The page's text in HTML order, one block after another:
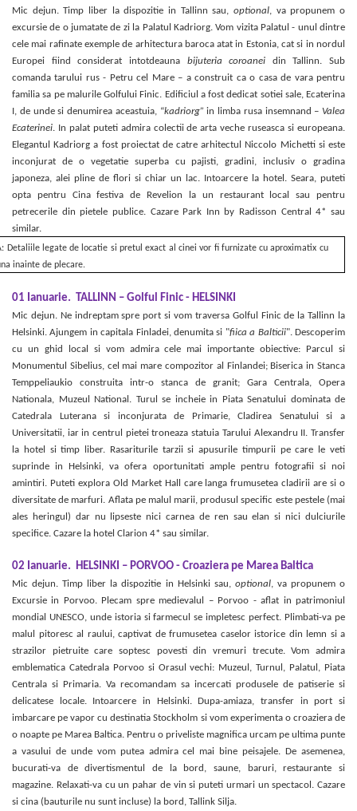
Mic dejun. Timp liber la dispozitie in Tallinn sau, optional, va propunem o
excursie de o jumatate de zi la Palatul Kadriorg. Vom vizita Palatul - unul dintre
cele mai rafinate exemple de arhitectura baroca atat in Estonia, cat si in nordul
Europei fiind considerat intotdeauna bijuteria coroanei din Tallinn. Sub
comanda tarului rus - Petru cel Mare – a construit ca o casa de vara pentru
familia sa pe malurile Golfului Finic. Edificiul a fost dedicat sotiei sale, Ecaterina
I, de unde si denumirea aceastuia, “kadriorg” in limba rusa insemnand – Valea
Ecaterinei. In palat puteti admira colectii de arta veche ruseasca si europeana.
Elegantul Kadriorg a fost proiectat de catre arhitectul Niccolo Michetti si este
inconjurat de o vegetatie superba cu pajisti, gradini, inclusiv o gradina
japoneza, alei pline de flori si chiar un lac. Intoarcere la hotel. Seara, puteti
opta pentru Cina festiva de Revelion la un restaurant local sau pentru
petrecerile din pietele publice. Cazare Park Inn by Radisson Central 4* sau
similar.
Detaliile legate de locatie si pretul exact al cinei vor fi furnizate cu aproximatix cu
inainte de plecare.
01 Ianuarie. TALLINN – Golful Finic - HELSINKI
Mic dejun. Ne indreptam spre port si vom traversa Golful Finic de la Tallinn la
Helsinki. Ajungem in capitala Finladei, denumita si "fiica a Balticii". Descoperim
cu un ghid local si vom admira cele mai importante obiective: Parcul si
Monumentul Sibelius, cel mai mare compozitor al Finlandei; Biserica in Stanca
Temppeliaukio construita intr-o stanca de granit; Gara Centrala, Opera
Nationala, Muzeul National. Turul se incheie in Piata Senatului dominata de
Catedrala Luterana si inconjurata de Primarie, Cladirea Senatului si a
Universitatii, iar in centrul pietei troneaza statuia Tarului Alexandru II. Transfer
la hotel si timp liber. Rasariturile tarzii si apusurile timpurii pe care le veti
suprinde in Helsinki, va ofera oportunitati ample pentru fotografii si noi
amintiri. Puteti explora Old Market Hall care langa frumusetea cladirii are si o
diversitate de marfuri. Aflata pe malul marii, produsul specific este pestele (mai
ales heringul) dar nu lipseste nici carnea de ren sau elan si nici dulciurile
specifice. Cazare la hotel Clarion 4* sau similar.
02 Ianuarie. HELSINKI – PORVOO - Croaziera pe Marea Baltica
Mic dejun. Timp liber la dispozitie in Helsinki sau, optional, va propunem o
Excursie in Porvoo. Plecam spre medievalul – Porvoo - aflat in patrimoniul
mondial UNESCO, unde istoria si farmecul se impletesc perfect. Plimbati-va pe
malul pitoresc al raului, captivat de frumusetea caselor istorice din lemn si a
strazilor pietruite care soptesc povesti din vremuri trecute. Vom admira
emblematica Catedrala Porvoo si Orasul vechi: Muzeul, Turnul, Palatul, Piata
Centrala si Primaria. Va recomandam sa incercati produsele de patiserie si
delicatese locale. Intoarcere in Helsinki. Dupa-amiaza, transfer in port si
imbarcare pe vapor cu destinatia Stockholm si vom experimenta o croaziera de
o noapte pe Marea Baltica. Pentru o priveliste magnifica urcam pe ultima punte
a vasului de unde vom putea admira cel mai bine peisajele. De asemenea,
bucurati-va de divertismentul de la bord, saune, baruri, restaurante si
magazine. Relaxati-va cu un pahar de vin si puteti urmari un spectacol. Cazare
si cina (bauturile nu sunt incluse) la bord, Tallink Silja.